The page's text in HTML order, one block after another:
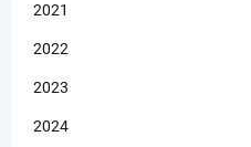
2021
2022
2023
2024